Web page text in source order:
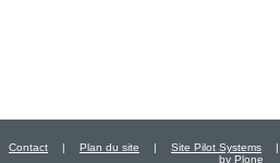
Contact Plan du site Site Pilot Systems
by Plone